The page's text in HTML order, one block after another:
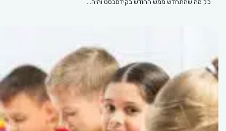
כל מה שהתחדש ממש החודש בקידסבסט והיה…